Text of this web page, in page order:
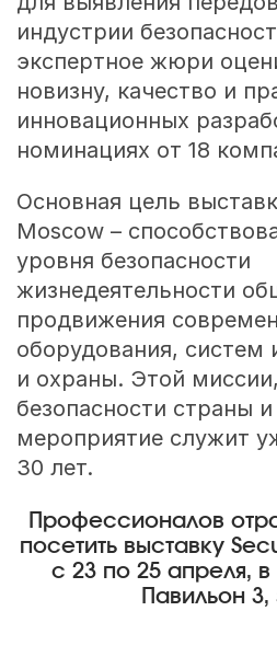
индустрии
экспертное жюри
новизну, качество и
инновационных
номинациях от 18
Основная цель
Moscow –
уровня безопасности
жизнедеятельности
продвижения
оборудования, систем
и охраны. Этой
безопасности страны
мероприятие служит
30 лет.
Профессионалов
посетить выставку
c 23 по 25 апреля,
Павильон 3,